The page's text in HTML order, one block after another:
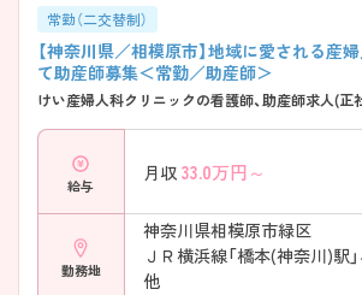
常勤（二交替制）
【神奈川県／相模原市】地域に愛される産
て助産師募集＜常勤／助産師＞
けい産婦人科クリニックの看護師、助産師求人(正
給与
月収 33.0万円～
勤務地
神奈川県相模原市緑区
ＪＲ横浜線「橋本(神奈川)駅
他